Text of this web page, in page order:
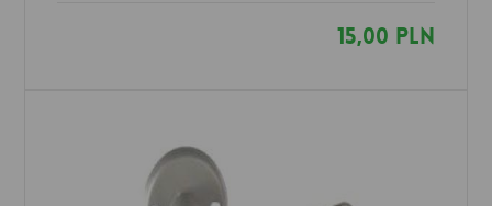
15,00 PLN